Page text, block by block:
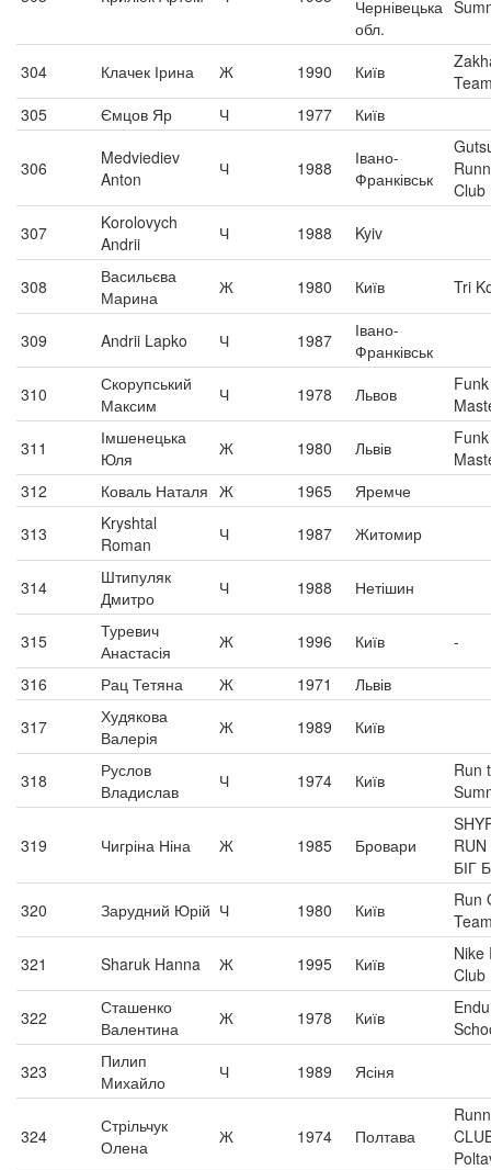
Чернівецька
обл.
304 Клачек Ірина Ж 1990 Київ
305
Ємцов Яр Ч 1977 Київ
306
Medviediev
Anton
Ч 1988
Івано-
Франківськ
Club
307
Korolovych
Andrii
Ч 1988 Kyiv
308
Васильєва
Марина
Ж 1980 Київ Tri
309 Andrii Lapko Ч 1987
Івано-
Франківськ
310
Скорупський
Максим
Ч 1978 Львов
Funk
311
Імшенецька
Юля
Ж 1980 Львів
Funk
312
Коваль Наталя Ж 1965
Яремче
313
Kryshtal
Roman
Ч 1987 Житомир
314
Штипуляк
Дмитро
Ч 1988 Нетішин
315
Туревич
Анастасія
Ж 1996 Київ
-
316
Рац Тетяна Ж 1971
Львів
317
Худякова
Валерія
Ж 1989 Київ
318
Руслов
Владислав
Ч 1974 Київ
Run
319 Чигріна Ніна Ж 1985 Бровари
БІГ
320
Зарудний Юрій Ч 1980 Київ
Run
321
Sharuk Hanna Ж 1995 Київ
Nike
Club
322
Сташенко
Валентина
Ж 1978 Київ
323
Пилип
Михайло
Ч 1989 Ясіня
324
Стрільчук
Олена
Ж 1974 Полтава